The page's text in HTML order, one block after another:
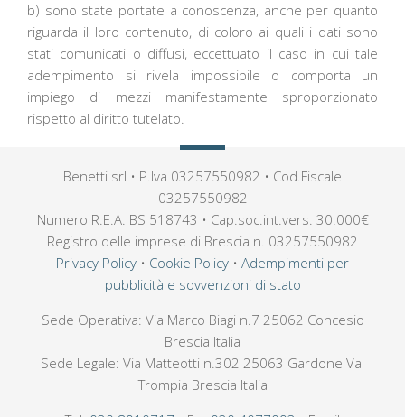
b) sono state portate a conoscenza, anche per quanto
riguarda il loro contenuto, di coloro ai quali i dati sono
stati comunicati o diffusi, eccettuato il caso in cui tale
adempimento si rivela impossibile o comporta un
impiego di mezzi manifestamente sproporzionato
rispetto al diritto tutelato.
Benetti srl • P.Iva 03257550982 • Cod.Fiscale
03257550982
Numero R.E.A. BS 518743 • Cap.soc.int.vers. 30.000€
Registro delle imprese di Brescia n. 03257550982
Privacy Policy • Cookie Policy • Adempimenti per
pubblicità e sovvenzioni di stato
Sede Operativa: Via Marco Biagi n.7 25062 Concesio
Brescia Italia
Sede Legale: Via Matteotti n.302 25063 Gardone Val
Trompia Brescia Italia